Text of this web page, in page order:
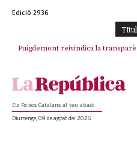
Edició 2936
Puigdemont reivindica la
Els Països Catalans al teu abast
Diumenge, 09 de agost del 2026